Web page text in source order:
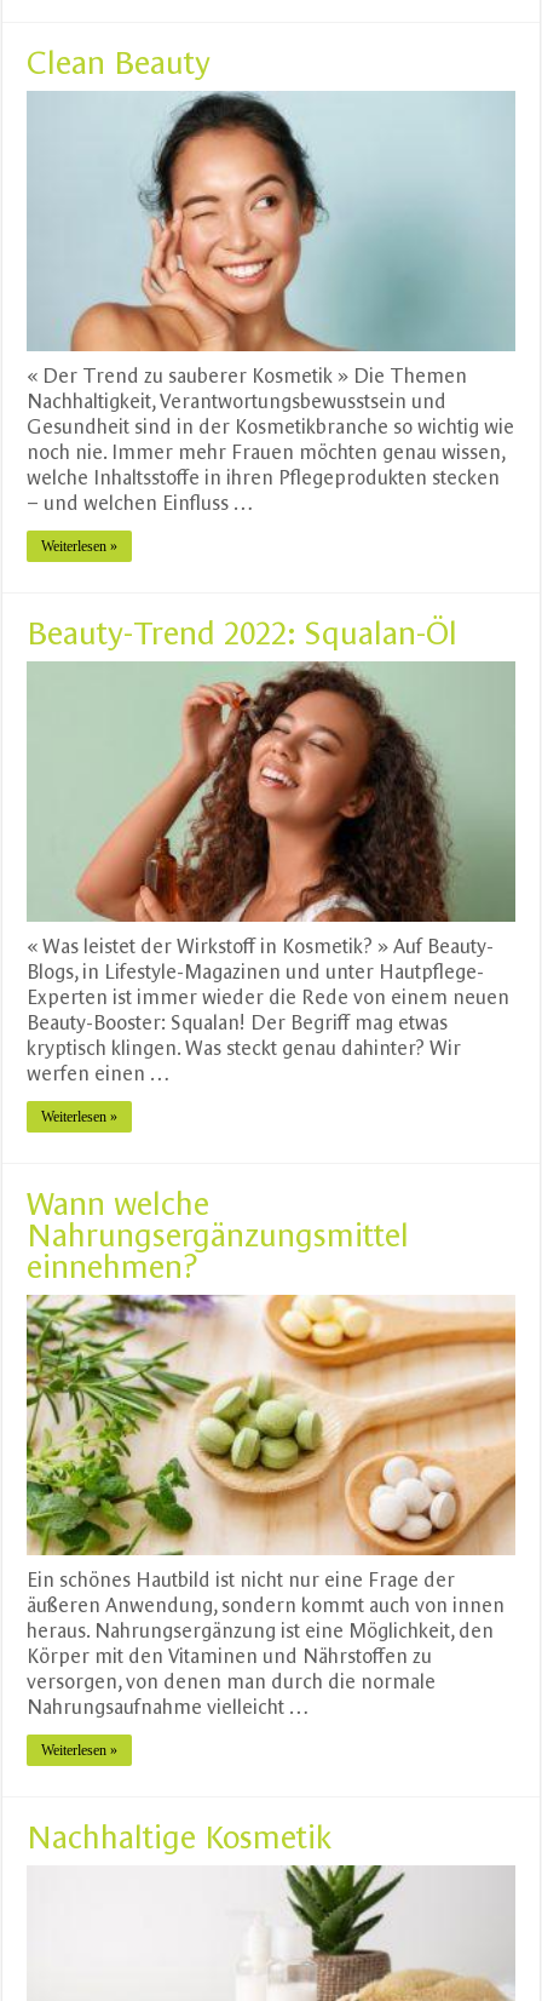
Clean Beauty
« Der Trend zu sauberer Kosmetik » Die Themen
Nachhaltigkeit, Verantwortungsbewusstsein und
Gesundheit sind in der Kosmetikbranche so wichtig wie
noch nie. Immer mehr Frauen möchten genau wissen,
welche Inhaltsstoffe in ihren Pflegeprodukten stecken
– und welchen Einfluss …
Weiterlesen »
Beauty-Trend 2022: Squalan-Öl
« Was leistet der Wirkstoff in Kosmetik? » Auf Beauty-
Blogs, in Lifestyle-Magazinen und unter Hautpflege-
Experten ist immer wieder die Rede von einem neuen
Beauty-Booster: Squalan! Der Begriff mag etwas
kryptisch klingen. Was steckt genau dahinter? Wir
werfen einen …
Weiterlesen »
Wann welche
Nahrungsergänzungsmittel
einnehmen?
Ein schönes Hautbild ist nicht nur eine Frage der
äußeren Anwendung, sondern kommt auch von innen
heraus. Nahrungsergänzung ist eine Möglichkeit, den
Körper mit den Vitaminen und Nährstoffen zu
versorgen, von denen man durch die normale
Nahrungsaufnahme vielleicht …
Weiterlesen »
Nachhaltige Kosmetik